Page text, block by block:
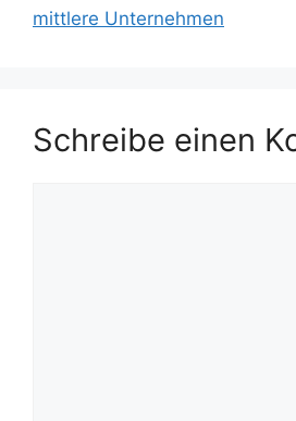
mittlere Unternehmen
Schreibe einen